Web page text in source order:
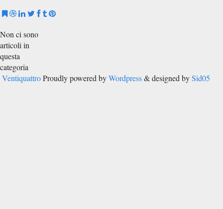
Non ci sono
articoli in
questa
categoria
Ventiquattro Proudly powered byWordpress& designed bySid05